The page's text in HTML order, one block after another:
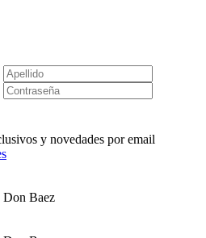
y novedades por email